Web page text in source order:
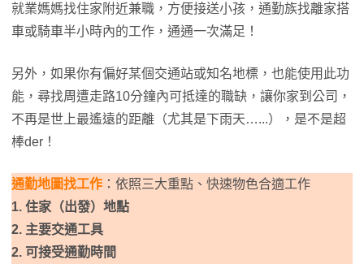
就業媽媽找住家附近兼職，方便接送小孩，通勤族找離家搭
車或騎車半小時內的工作，通通一次滿足！
另外，如果你有偏好某個交通站或知名地標，也能使用此功
能，尋找周遭走路10分鐘內可抵達的職缺，讓你家到公司，
不再是世上最遙遠的距離（尤其是下雨天…...），是不是超
棒der！
通勤地圖找工作 ：依照三大重點、快速物色合適工作
1. 住家（出發）地點
2. 主要交通工具
2. 可接受通勤時間